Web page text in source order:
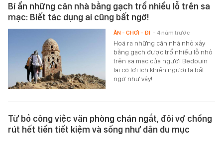
Bí ẩn những căn nhà bằng gạch trổ nhiều lỗ trên sa
mạc: Biết tác dụng ai cũng bất ngờ!
Hoá ra những căn nhà nhỏ xây
bằng gạch được trổ nhiều lỗ nhỏ
trên sa mạc của người Bedouin
lại có lợi ích khiến người ta bất
ngờ như vậy!
ĂN - CHƠI - ĐI - 4 năm trước
Từ bỏ công việc văn phòng chán ngắt, đôi vợ chồng
rút hết tiền tiết kiệm và sống như dân du mục